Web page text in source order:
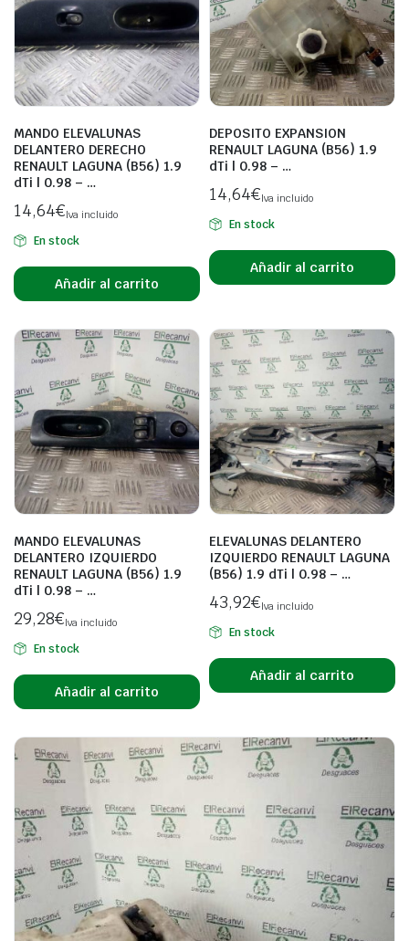
MANDO ELEVALUNAS
DELANTERO DERECHO
RENAULT LAGUNA (B56) 1.9
dTi | 0.98 – …
14,64€Iva incluido
En stock
Añadir al carrito
DEPOSITO EXPANSION
RENAULT LAGUNA (B56) 1.9
dTi | 0.98 – …
14,64€Iva incluido
En stock
Añadir al carrito
MANDO ELEVALUNAS
DELANTERO IZQUIERDO
RENAULT LAGUNA (B56) 1.9
dTi | 0.98 – …
29,28€Iva incluido
En stock
Añadir al carrito
ELEVALUNAS DELANTERO
IZQUIERDO RENAULT LAGUNA
(B56) 1.9 dTi | 0.98 – …
43,92€Iva incluido
En stock
Añadir al carrito